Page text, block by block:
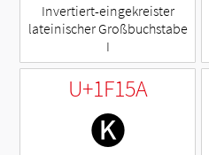
Invertiert-eingekreister
lateinischer Großbuchstabe
I
U+1F15A
🅚